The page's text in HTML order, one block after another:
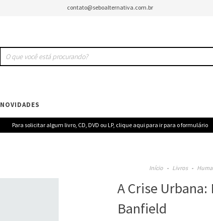
contato@seboalternativa.com.br
NOVIDADES
Para solicitar algum livro, CD, DVD ou LP, clique aqui para ir para o formulário
Início - Livros -
A Crise
Banfield